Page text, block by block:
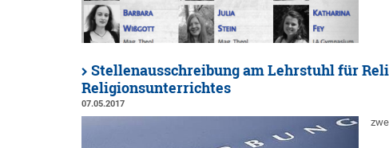
Stellenausschreibung am Lehrstuhl für
Religionsunterrichtes
07.05.2017